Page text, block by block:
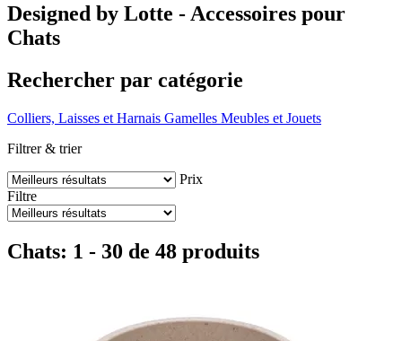
Designed by Lotte - Accessoires pour
Chats
Rechercher par catégorie
Colliers, Laisses et Harnais Gamelles Meubles et Jouets
Filtrer & trier
Prix
Filtre
Chats: 1 - 30 de 48 produits